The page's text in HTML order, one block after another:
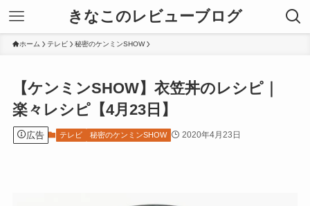
きなこのレビューブログ
ホーム テレビ 秘密のケンミンSHOW
【ケンミンSHOW】衣笠丼のレシピ｜
楽々レシピ【4月23日】
広告 テレビ 秘密のケンミンSHOW 2020年4月23日